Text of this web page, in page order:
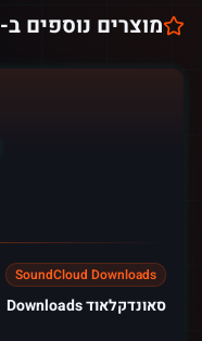
מוצרים נוספים ב-
SoundCloud Downloads
סאונדקלאוד Downloads